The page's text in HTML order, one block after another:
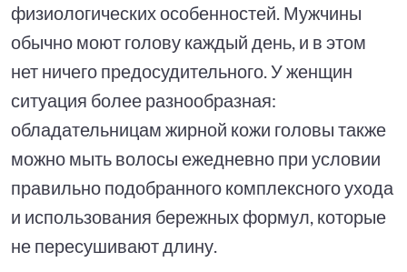
физиологических особенностей. Мужчины
обычно моют голову каждый день, и в этом
нет ничего предосудительного. У женщин
ситуация более разнообразная:
обладательницам жирной кожи головы также
можно мыть волосы ежедневно при условии
правильно подобранного комплексного ухода
и использования бережных формул, которые
не пересушивают длину.